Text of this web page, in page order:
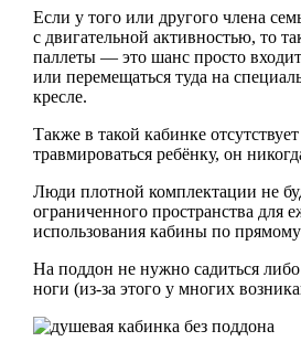
Если у того или другого члена
с двигательной активностью, то
паллеты — это шанс просто
или перемещаться туда на
кресле.
Также в такой кабинке
травмироваться ребёнку, он
Люди плотной комплектации не
ограниченного пространства для
использования кабины по
На поддон не нужно садиться
ноги (из-за этого у многих